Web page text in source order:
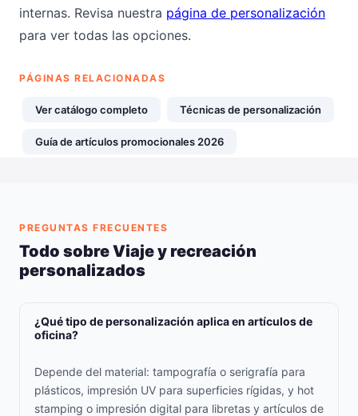
internas. Revisa nuestra página de personalización
para ver todas las opciones.
PÁGINAS RELACIONADAS
Ver catálogo completo Técnicas de personalización
Guía de artículos promocionales 2026
PREGUNTAS FRECUENTES
Todo sobre Viaje y recreación
personalizados
¿Qué tipo de personalización aplica en artículos de
oficina?
Depende del material: tampografía o serigrafía para
plásticos, impresión UV para superficies rígidas, y hot
stamping o impresión digital para libretas y artículos de